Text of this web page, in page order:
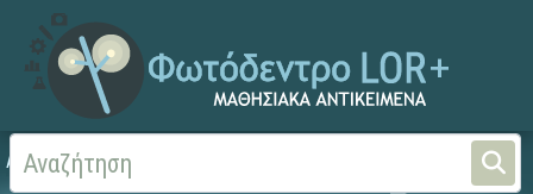
Αρχική Ξένες Γλώσσες -